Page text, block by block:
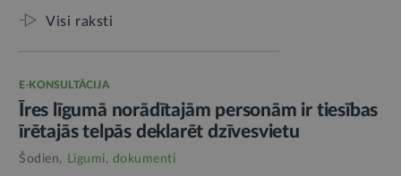
Visi raksti
E-KONSULTĀCIJA
Īres līgumā norādītajām personām ir tiesības
īrētajās telpās deklarēt dzīvesvietu
Šodien, Līgumi, dokumenti